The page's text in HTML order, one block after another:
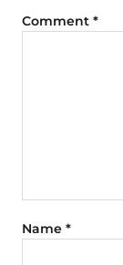
Comment *
Name *